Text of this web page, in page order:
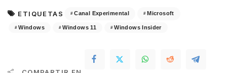
ETIQUETAS Canal Experimental Microsoft
Windows Windows 11 Windows Insider